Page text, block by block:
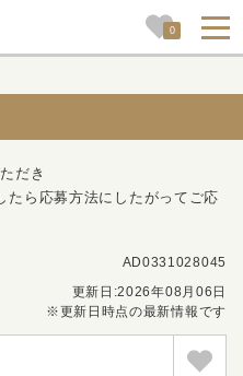
0
だき
たら応募方法にしたがってご応
AD0331028045
更新日:2026年08月06日
※更新日時点の最新情報です